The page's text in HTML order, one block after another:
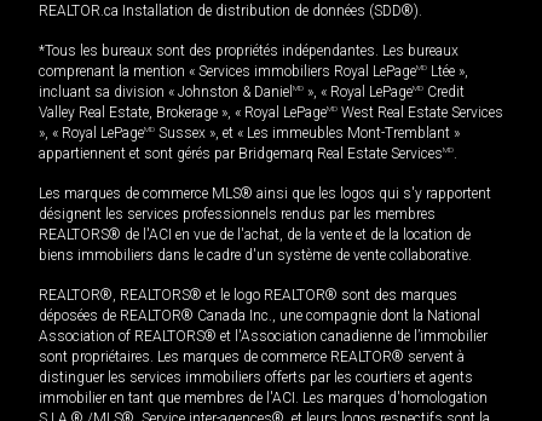
REALTOR.ca Installation de distribution de données (SDD®).
*Tous les bureaux sont des propriétés indépendantes. Les bureaux
comprenant la mention « Services immobiliers Royal LePageMD Ltée »,
incluant sa division « Johnston & Daniel MD », « Royal LePageMD Credit
Valley Real Estate, Brokerage », « Royal LePageMD West Real Estate Services
», « Royal LePageMD Sussex », et « Les immeubles Mont-Tremblant »
appartiennent et sont gérés par Bridgemarq Real Estate ServicesMD.
Les marques de commerce MLS® ainsi que les logos qui s'y rapportent
désignent les services professionnels rendus par les membres
REALTORS® de l'ACI en vue de l'achat, de la vente et de la location de
biens immobiliers dans le cadre d'un système de vente collaborative.
REALTOR®, REALTORS® et le logo REALTOR® sont des marques
déposées de REALTOR® Canada Inc., une compagnie dont la National
Association of REALTORS® et l'Association canadienne de l’immobilier
sont propriétaires. Les marques de commerce REALTOR® servent à
distinguer les services immobiliers offerts par les courtiers et agents
immobilier en tant que membres de l'ACI. Les marques d'homologation